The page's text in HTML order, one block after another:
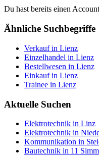
Du hast bereits einen
Ähnliche Suchbegriffe
Verkauf in Lienz
Einzelhandel in Lienz
Bestellwesen in Lienz
Einkauf in Lienz
Trainee in Lienz
Aktuelle Suchen
Elektrotechnik in Linz
Elektrotechnik in
Kommunikation in
Bautechnik in 11